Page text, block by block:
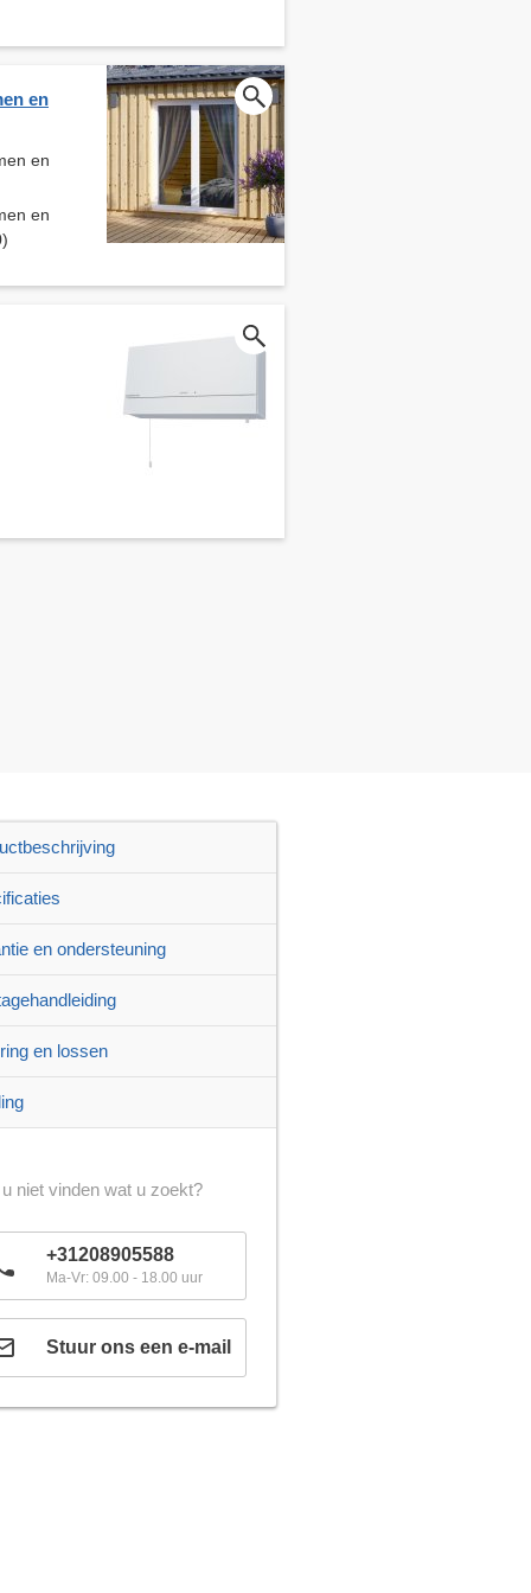
en
en
en
en ondersteuning
en lossen
niet vinden wat u zoekt?
+31208905588
Ma-Vr: 09.00 - 18.00 uur
Stuur ons een e-mail